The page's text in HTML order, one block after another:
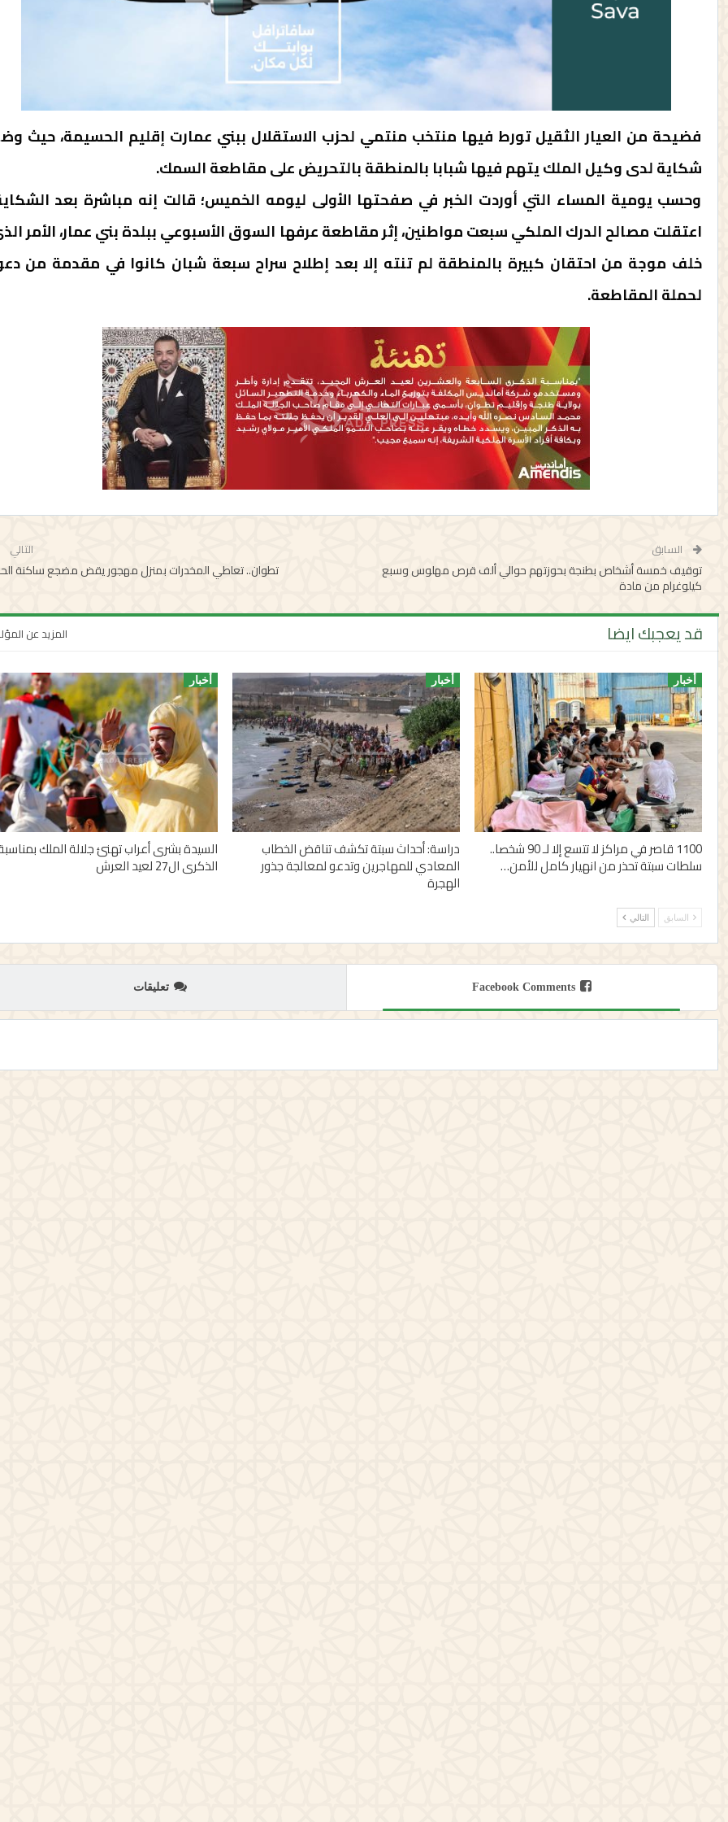
فضيحة من العيار الثقيل تورط فيها منتخب منتمي لحزب الاستقلال ببني عمارت إقليم الحسيمة، حيث
شكاية لدى وكيل الملك يتهم فيها شبابا بالمنطقة بالتحريض على مقاطعة السمك.
وحسب يومية المساء التي أوردت الخبر في صفحتها الأولى ليومه الخميس؛ قالت إنه مباشرة بعد
اعتقلت مصالح الدرك الملكي سبعت مواطنين، إثر مقاطعة عرفها السوق الأسبوعي ببلدة بني عمار، الأمر
خلف موجة من احتقان كبيرة بالمنطقة لم تنته إلا بعد إطلاح سراح سبعة شبان كانوا في مقدمة من
لحملة المقاطعة.
السابق
توقيف خمسة أشخاص بطنجة بحوزتهم حوالي ألف قرص مهلوس وسبع
كيلوغرام من مادة
التالي
تطوان.. تعاطي المخدرات بمنزل مهجور يقض مضجع ساكنة
قد يعجبك ايضا المزيد عن
أخبار
1100 قاصر في مراكز لا تتسع إلا لـ 90 شخصا..
سلطات سبتة تحذر من انهيار كامل للأمن…
أخبار
دراسة: أحداث سبتة تكشف تناقض الخطاب
المعادي للمهاجرين وتدعو لمعالجة جذور
الهجرة
أخبار
السيدة بشرى أعراب تهنئ جلالة الملك
الذكرى ال27 لعيد العرش
السابق التالي
Facebook Comments تعليقات